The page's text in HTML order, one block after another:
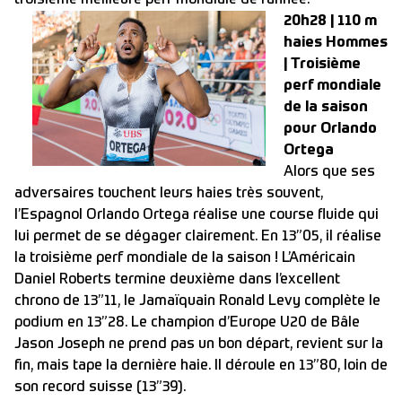
20h28 | 110 m
haies Hommes
| Troisième
perf mondiale
de la saison
pour Orlando
Ortega
Alors que ses
adversaires touchent leurs haies très souvent,
l’Espagnol Orlando Ortega réalise une course fluide qui
lui permet de se dégager clairement. En 13”05, il réalise
la troisième perf mondiale de la saison ! L’Américain
Daniel Roberts termine deuxième dans l’excellent
chrono de 13”11, le Jamaïquain Ronald Levy complète le
podium en 13”28. Le champion d’Europe U20 de Bâle
Jason Joseph ne prend pas un bon départ, revient sur la
fin, mais tape la dernière haie. Il déroule en 13”80, loin de
son record suisse (13”39).